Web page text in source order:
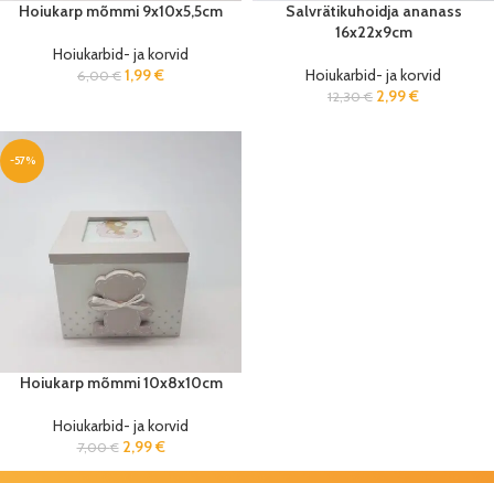
Hoiukarp mõmmi 9x10x5,5cm
Hoiukarbid- ja korvid
6,00€ 1,99€
Salvrätikuhoidja ananass
16x22x9cm
Hoiukarbid- ja korvid
12,30€ 2,99€
-57%
Hoiukarp mõmmi 10x8x10cm
Hoiukarbid- ja korvid
7,00€ 2,99€